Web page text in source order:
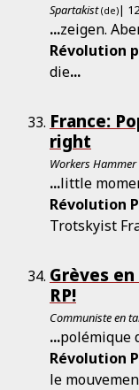
Spartakist (de)|
...zeigen.
Révolution
die...
France:
right
Workers Hammer
...little
Révolution
Trotskyist
Grèves
RP!
Communiste en
...polémique
Révolution
le